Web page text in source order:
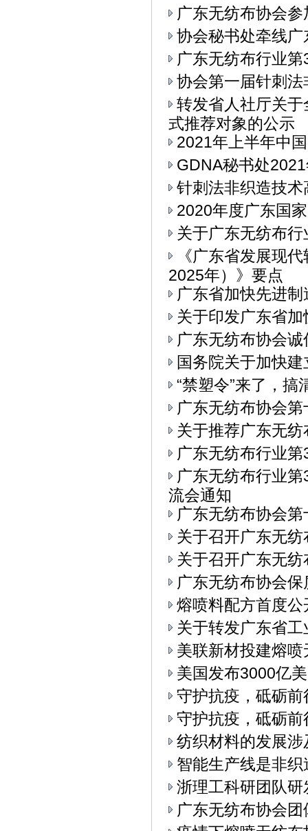
广东无纺布协会参
协会秘书处牵线
广东无纺布行业
协会第一届针刺
转发省人社厅关
式推荐对象的公示
2021年上半年中
GDNA秘书处
针刺法非织造技
2020年度广东国
关于广东无纺布
《广东省发展现
2025年）》要点
广东省加快先进
关于印发广东省
广东无纺布协会
国务院关于加快
“禁塑令”来了，
广东无纺布协会
关于推荐广东无
广东无纺布行业
广东无纺布行业
流会通知
广东无纺布协会
关于召开广东无
关于召开广东无
广东无纺布协会
熔喷料配方首度
关于转发广东省
美联新材投建熔喷
美国发布3000亿
守护抗疫，砥砺
守护抗疫，砥砺
纺织材料的发展
智能生产线是非
浙理工科研团队
广东无纺布协会